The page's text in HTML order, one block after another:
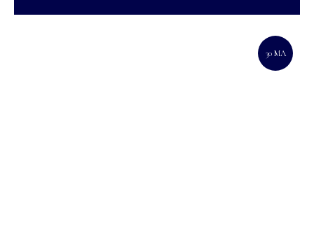
30 МЛ